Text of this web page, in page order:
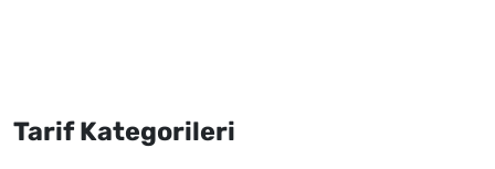
Tarif Kategorileri